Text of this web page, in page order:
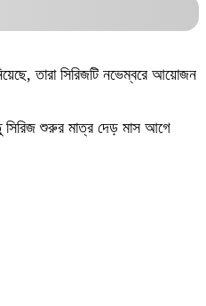
তারা সিরিজটি নভেম্বরে আয়োজন
সিরিজ শুরুর মাত্র দেড় মাস আগে